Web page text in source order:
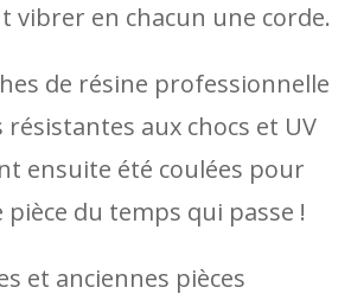
vibrer en chacun une corde.
de résine professionnelle
aux chocs et UV
ensuite été coulées pour
du temps qui passe !
et anciennes pièces